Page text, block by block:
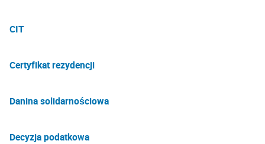
CIT
Certyfikat rezydencji
Danina solidarnościowa
Decyzja podatkowa